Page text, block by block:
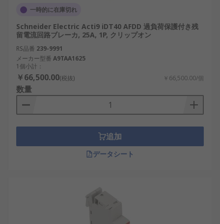
一時的に在庫切れ
Schneider Electric Acti9 iDT40 AFDD 過負荷保護付き残
留電流回路ブレーカ, 25A, 1P, クリップオン
RS品番 239-9991
メーカー型番 A9TAA1625
1個小計：
￥66,500.00(税抜) ￥66,500.00/個
数量
追加
データシート